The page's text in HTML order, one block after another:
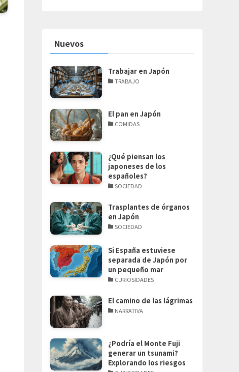
Nuevos
Trabajar en Japón
TRABAJO
El pan en Japón
COMIDAS
¿Qué piensan los
japoneses de los
españoles?
SOCIEDAD
Trasplantes de órganos
en Japón
SOCIEDAD
Si España estuviese
separada de Japón por
un pequeño mar
CURIOSIDADES
El camino de las lágrimas
NARRATIVA
¿Podría el Monte Fuji
generar un tsunami?
Explorando los riesgos